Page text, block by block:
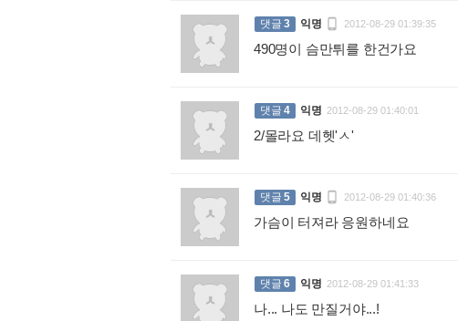
댓글3 익명  2012-08-29 01:39:35
490명이 슴만튀를 한건가요
댓글4 익명 2012-08-29 01:40:01
2/몰라요 데헷'ㅅ'
댓글5 익명  2012-08-29 01:40:36
가슴이 터져라 응원하네요
댓글6 익명 2012-08-29 01:41:33
나... 나도 만질거야...!